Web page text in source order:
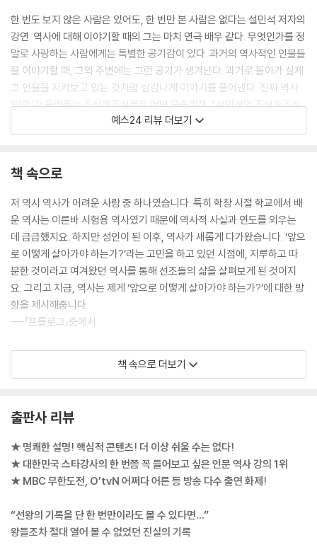
【 제11대 중종 】
변덕쟁이 호랑이. 조광조를 등용하고 버린 임금·233
- 임금도 읽어야 했던 초등 교과서 [소학]
- 중종의 남자, 조광조! 중종에게 버림을 받다
【 제12대 인종 】
9개월만 호랑이. 1년도 채우지 못한 조선 최단기 임금·251
- 3세 때부터 책을 줄줄 읽었던 신동
엄마가 호랑이. 어머니의 그늘에 가린 존재감 없는 임금·263
- 임금 위의 여왕, 문정왕후! 대규모 숙청을 일으키다
- 이제 도저히 못 참겠다, 임꺽정의 난!
【 제14대 선조 】
도망간 고양이. 백성을 버리고 도망간 임금·277
- 조선 최초의 방계 출신 임금, 선조
- 임진왜란 발발 1년 전! 조선은 무엇을 했는가?
- 어머니를 폐하고 동생을 죽일 수밖에 없었던 광해군의 최후
【 제16대 인조 】
무릎 꿇은 호랑이. 오랑캐에게 사죄한 임금·321
- 인조 맏아들 소현세자, 의문의 죽음 속 진실은?
한 번도 보지 않은 사람은 있어도, 한 번만 본 사람은 없다는 설민석 저자의
강연. 역사에 대해 이야기할 때의 그는 마치 연극 배우 같다. 무엇인가를 정
말로 사랑하는 사람에게는 특별한 공기감이 있다. 과거의 역사적인 인물들
을 이야기할 때, 그의 주변에는 그런 공기가 생겨난다. 과거로 돌아가 실제
그 인물을 지켜보고 있는 것처럼 실감나게 이야기를 풀어낸다. 진짜 역사
‘덕후’가 들려주는 조선왕조실록은 어떤 모습일까. 『설민석의 조선왕조실
록』 역시 한 편의 생생한 강연을 보듯 술술 넘어간다.
금조차 볼 수 없었던 국가기밀문서다. 언제부터 어떤 이유로 실록이 만들
는 대체 어디에 보관되어 왔는지 등 왕들에 대한 자세한 이야기를 하기에
앞서 독자들이 궁금해 할만한 조선왕조실록에 얽힌 중요한 사실들을 정리
하여 설명한다. 본격적인 왕들의 이야기는 각 임금의 특징을 정리해 놓은
페이지에서 시작한다. 중간 중간 등장하는 Q&A 구성은, 저자가 일방적으
로 정보를 전달하는 게 아니라, 실제 강연에서처럼 저자에게 묻고 그에 대
한 답을 듣는 것 같은 느낌을 준다. 조선시대의 장남은 어떤 존재였는지, 한
글을 과학적이라고 말하는 이유가 정확히 무엇인지, 왕의 24시간은 어떻
게 구성되는지 등 실록을 보면서 궁금해 할만한 내용을 문답 형태로 풀어
태조는 ‘이빨 빠진’ 호랑이로, 또 세종은 ‘위대한’ 호랑이로, 27명의 왕들은
있을까? 나만의 단어로 별명을 붙여 조선왕조를 정리해보는 건 어떨까.
예스24 리뷰 더보기
책 속으로
저 역시 역사가 어려운 사람 중 하나였습니다. 특히 학창 시절 학교에서 배
운 역사는 이른바 시험용 역사였기 때문에 역사적 사실과 연도를 외우는
데 급급했지요. 하지만 성인이 된 이후, 역사가 새롭게 다가왔습니다. ‘앞으
로 어떻게 살아가야 하는가?’라는 고민을 하고 있던 시점에, 지루하고 따
분한 것이라고 여겨왔던 역사를 통해 선조들의 삶을 살펴보게 된 것이지
요. 그리고 지금, 역사는 제게 ‘앞으로 어떻게 살아가야 하는가?’에 대한 방
향을 제시해줍니다.
---「프롤로그」중에서
이전의 왕들은 어느 정도 자신이 원하는 방식으로 생활할 수 있었지요. 술
을 먹고 싶으면 마시면 되고, 놀고 싶으면 어느 정도 놀 수 있는 여유가 있
정치를 의논하는 것인데, 사실상 왕을 공부시키는 것입니다. 조강(朝講)
이라 하여 아침에 공부하였고, 점심시간에는 주강(晝講)을, 저녁시간엔
석강(夕講)을 했습니다. 이렇게 의무적으로 2시간씩 하루에 총 6시간을
신하들과 공부를 한 겁니다.
그리고 문안 인사 이후 개인 시간에도 일을 해야 합니다. 관리들의 이야기
를 들어야 하기 때문이죠. 아래로는 선비부터 위로는 재상까지 그들의 상
책 속으로 더보기
출판사 리뷰
★ 명쾌한 설명! 핵심적 콘텐츠! 더 이상 쉬울 수는 없다!
★ 대한민국 스타강사의 한 번쯤 꼭 들어보고 싶은 인문 역사 강의 1위
★ MBC 무한도전, O’tvN 어쩌다 어른 등 방송 다수 출연 화제!
“선왕의 기록을 단 한 번만이라도 볼 수 있다면…”
왕들조차 절대 열어 볼 수 없었던 진실의 기록